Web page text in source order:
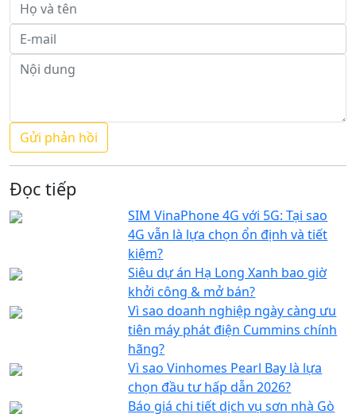
Đọc tiếp
SIM VinaPhone 4G với 5G: Tại sao
4G vẫn là lựa chọn ổn định và tiết
kiệm?
Siêu dự án Hạ Long Xanh bao giờ
khởi công & mở bán?
Vì sao doanh nghiệp ngày càng ưu
tiên máy phát điện Cummins chính
hãng?
Vì sao Vinhomes Pearl Bay là lựa
chọn đầu tư hấp dẫn 2026?
Báo giá chi tiết dịch vụ sơn nhà Gò